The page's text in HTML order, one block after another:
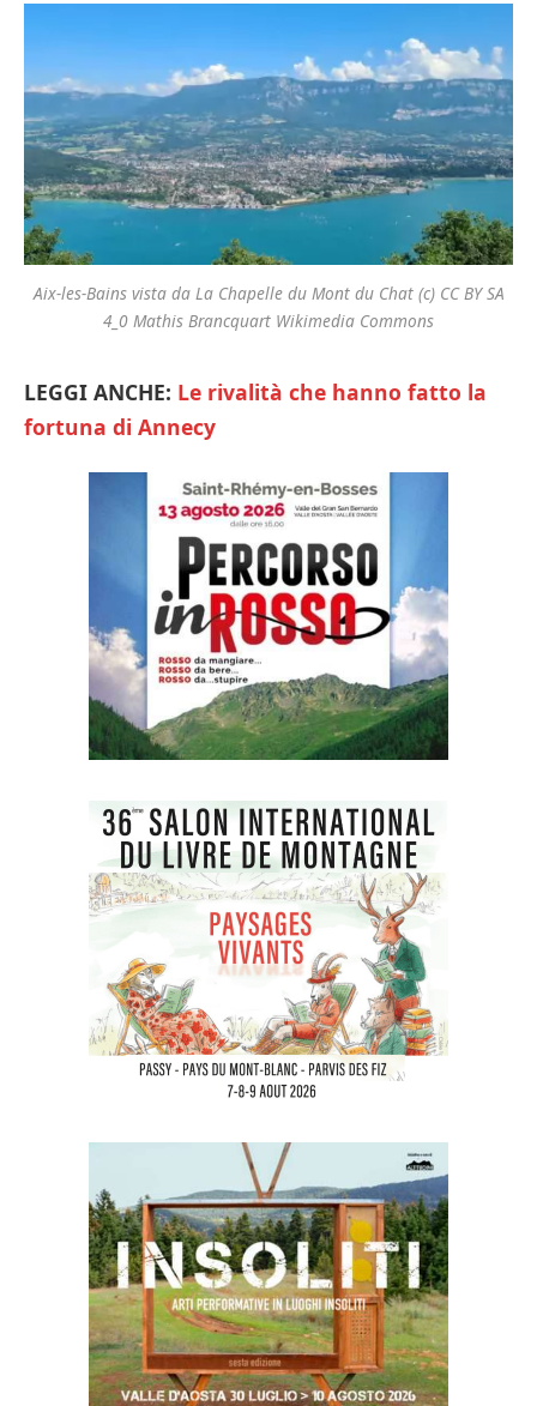
Aix-les-Bains vista da La Chapelle du Mont du Chat (c) CC BY SA
4_0 Mathis Brancquart Wikimedia Commons
LEGGI ANCHE: Le rivalità che hanno fatto la
fortuna di Annecy